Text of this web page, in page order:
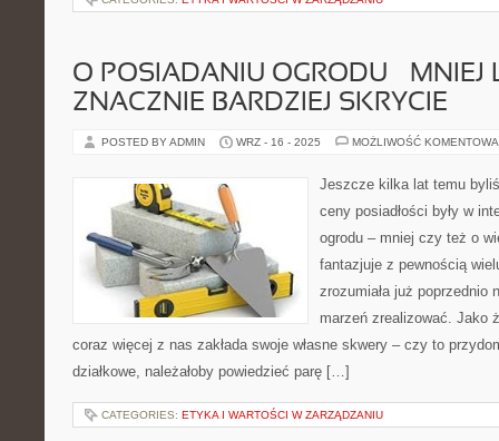
O POSIADANIU OGRODU – MNIEJ
ZNACZNIE BARDZIEJ SKRYCIE
POSTED BY ADMIN WRZ - 16 - 2025 MOŻLIWOŚĆ
Jeszcze kilka lat temu
ceny posiadłości były w
ogrodu – mniej czy też o
fantazjuje z pewnością
zrozumiała już poprzednio
marzeń zrealizować. Jako
coraz więcej z nas zakłada swoje własne skwery – czy to
działkowe, należałoby powiedzieć parę […]
CATEGORIES: ETYKA I WARTOŚCI W ZARZĄDZANIU